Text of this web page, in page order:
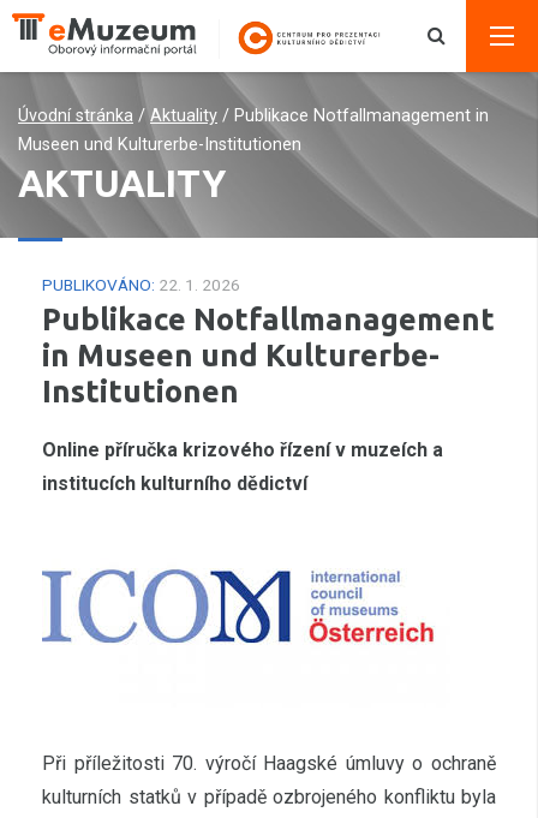
Úvodní stránka / Aktuality / Publikace Notfallmanagement in
Museen und Kulturerbe-Institutionen
AKTUALITY
PUBLIKOVÁNO: 22. 1. 2026
Publikace Notfallmanagement
in Museen und Kulturerbe-
Institutionen
Online příručka krizového řízení v muzeích a
institucích kulturního dědictví
Při příležitosti 70. výročí Haagské úmluvy o ochraně
kulturních statků v případě ozbrojeného konfliktu byla